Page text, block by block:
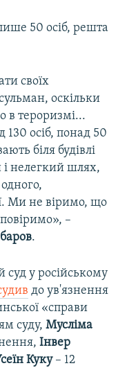
50 осіб, решта
своїх
оскільки
в тероризмі...
130 осіб, понад 50
біля будівлі
нелегкий шлях,
Ми не віримо, що
–
.
у російському
до ув'язнення
«справи
суду, Мусліма
Інвер
Куку – 12